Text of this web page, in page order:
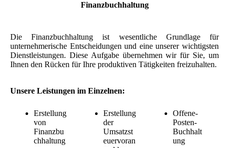
Finanzbuchhaltung
Die Finanzbuchhaltung ist wesentliche Grundlage für
unternehmerische Entscheidungen und eine unserer wichtigsten
Dienstleistungen. Diese Aufgabe übernehmen wir für Sie, um
Ihnen den Rücken für Ihre produktiven Tätigkeiten freizuhalten.
Unsere Leistungen im Einzelnen:
Erstellung
von
Finanzbu
chhaltung
Erstellung
der
Umsatzst
euervoran
Offene-
Posten-
Buchhalt
ung